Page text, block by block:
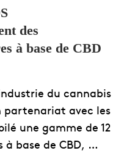
des
à base de CBD
du cannabis
partenariat avec les
une gamme de 12
base de CBD, …